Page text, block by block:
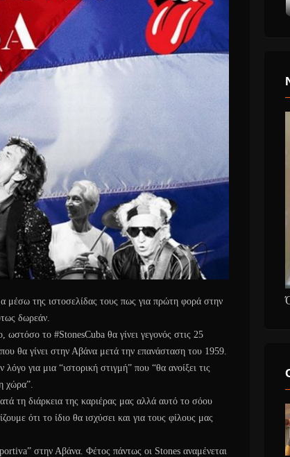
μέσω της ιστοσελίδας τους πως για πρώτη φορά στην
δωρεάν.
το ‪#‎StonesCuba‬ θα γίνει γεγονός στις 25
θα γίνει στην Αβάνα μετά την επανάσταση του 1959.
για μια “ιστορική στιγμή” που “θα ανοίξει τις
χώρα”.
τη διάρκεια της καριέρας μας αλλά αυτό το σόου
ότι το ίδιο θα ισχύσει και για τους φίλους μας
στην Αβάνα. Φέτος πάντως οι Stones αναμένεται